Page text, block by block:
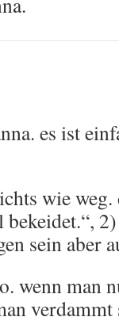
es ist
wie
sein aber
wenn man